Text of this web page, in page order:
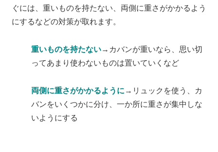
ぐには、重いものを持たない、両側に重さがかかるよう
にするなどの対策が取れます。
重いものを持たない→カバンが重いなら、思い切
ってあまり使わないものは置いていくなど
両側に重さがかかるように →リュックを使う、カ
バンをいくつかに分け、一か所に重さが集中しな
いようにする